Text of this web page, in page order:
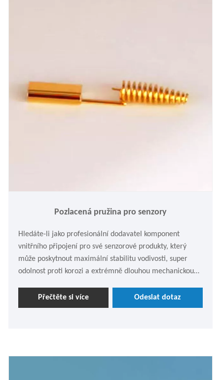
Pozlacená pružina pro senzory
Hledáte-li jako profesionální dodavatel komponent
vnitřního připojení pro své senzorové produkty, který
může poskytnout maximální stabilitu vodivosti, super
odolnost proti korozi a extrémně dlouhou mechanickou
přináší Nalijinda, je vaše nejlepší volba. Pokud
potřebujete pomoc, neváhejte se zeptat. Dále vám tento
Přečtěte si více Odeslat dotaz